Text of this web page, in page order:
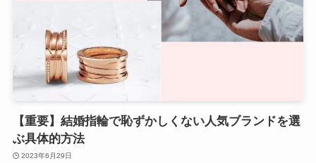
【重要】結婚指輪で恥ずかしくない人気ブランドを選
ぶ具体的方法
2023年6月29日